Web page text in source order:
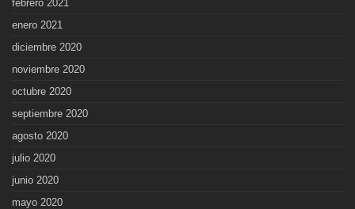
febrero 2021
enero 2021
diciembre 2020
noviembre 2020
octubre 2020
septiembre 2020
agosto 2020
julio 2020
junio 2020
mayo 2020